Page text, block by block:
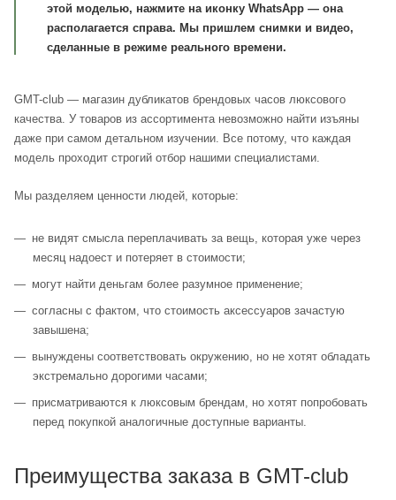
этой моделью, нажмите на иконку WhatsApp — она
располагается справа. Мы пришлем снимки и видео,
сделанные в режиме реального времени.
GMT-club — магазин дубликатов брендовых часов люксового
качества. У товаров из ассортимента невозможно найти изъяны
даже при самом детальном изучении. Все потому, что каждая
модель проходит строгий отбор нашими специалистами.
Мы разделяем ценности людей, которые:
не видят смысла переплачивать за вещь, которая уже через
месяц надоест и потеряет в стоимости;
могут найти деньгам более разумное применение;
согласны с фактом, что стоимость аксессуаров зачастую
завышена;
вынуждены соответствовать окружению, но не хотят обладать
экстремально дорогими часами;
присматриваются к люксовым брендам, но хотят попробовать
перед покупкой аналогичные доступные варианты.
Преимущества заказа в GMT-club